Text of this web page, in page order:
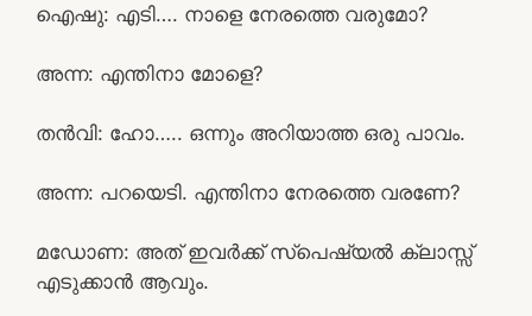
ഐഷു: എടി…. നാളെ നേരത്തെ വരുമോ?
അന്ന: എന്തിനാ മോളെ?
തൻവി: ഹോ….. ഒന്നും അറിയാത്ത ഒരു പാവം.
അന്ന: പറയെടി. എന്തിനാ നേരത്തെ വരണേ?
മഡോണ: അത് ഇവർക്ക് സ്പെഷ്യൽ ക്ലാസ്സ്
എടുക്കാൻ ആവും.